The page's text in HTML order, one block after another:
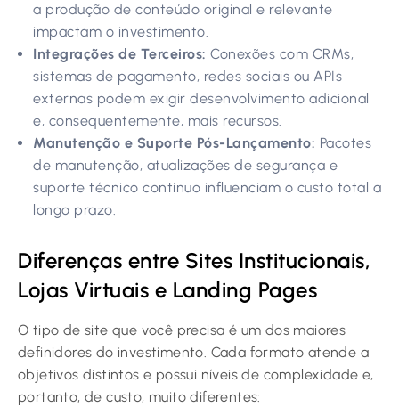
a produção de conteúdo original e relevante
impactam o investimento.
Integrações de Terceiros: Conexões com CRMs,
sistemas de pagamento, redes sociais ou APIs
externas podem exigir desenvolvimento adicional
e, consequentemente, mais recursos.
Manutenção e Suporte Pós-Lançamento: Pacotes
de manutenção, atualizações de segurança e
suporte técnico contínuo influenciam o custo total a
longo prazo.
Diferenças entre Sites Institucionais,
Lojas Virtuais e Landing Pages
O tipo de site que você precisa é um dos maiores
definidores do investimento. Cada formato atende a
objetivos distintos e possui níveis de complexidade e,
portanto, de custo, muito diferentes: